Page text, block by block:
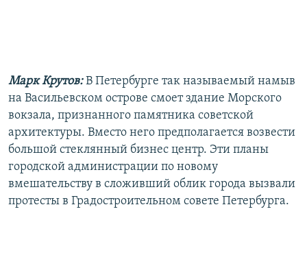
ПОДПИШИТЕСЬ НА РАССЫЛКУ
СОЦИАЛЬНЫЕ СЕТИ
Все сайты РСЕ/РС
Марк Крутов: В Петербурге так называемый намыв
на Васильевском острове смоет здание Морского
вокзала, признанного памятника советской
архитектуры. Вместо него предполагается возвести
большой стеклянный бизнес центр. Эти планы
городской администрации по новому
вмешательству в сложивший облик города вызвали
протесты в Градостроительном совете Петербурга.